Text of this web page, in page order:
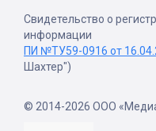
Свидетельство о
информации
ПИ №ТУ59-0916 от
Шахтер")
© 2014-2026 ООО